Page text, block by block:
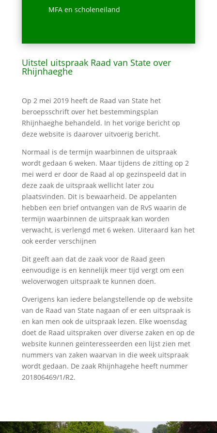
MFA en scholeneiland
Uitstel uitspraak Raad van State over
Rhijnhaeghe
Op 2 mei 2019 heeft de Raad van State het
beroepsschrift over het bestemmingsplan
Rhijnhaeghe behandeld. In het vorige bericht op
deze website is daarover uitvoerig bericht.
Normaal is de termijn waarbinnen de uitspraak
wordt gedaan 6 weken. Maar tijdens de zitting op 2
mei werd er door de Raad al op gezinspeeld dat in
deze zaak de uitspraak wellicht later zou
plaatsvinden. Dit is bewaarheid. De appelanten
hebben een brief ontvangen van de RvS waarin de
termijn waarbinnen de uitspraak kan worden
verwacht, is verlengd met 6 weken. Uiteraard kan het
ook eerder verschijnen
Dit geeft aan dat de zaak voor de Raad geen
eenvoudige is en kennelijk meer tijd vergt om een
weloverwogen uitspraak te kunnen doen.
Overigens kan iedere belangstellende op de website
van de Raad van State nagaan of er een uitspraak is
en kan men ook de uitspraak lezen. Elke woensdag
doet de Raad uitspraken over diverse zaken en op de
website kunnen geïnteresseerden een lijst zien met
nummers van zaken waarvan in die week uitspraak
wordt gedaan. De zaak Rhijnhagehe heeft nummer
201806469/1/R2.